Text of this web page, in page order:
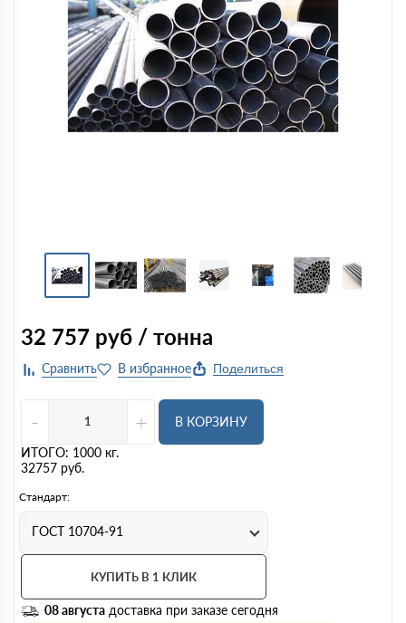
32 757 руб / тонна
Поделиться
- +
В КОРЗИНУ
ИТОГО: 1000 кг.
32757 руб.
Стандарт:
ГОСТ 10704-91
КУПИТЬ В 1 КЛИК
08 августа доставка при заказе сегодня